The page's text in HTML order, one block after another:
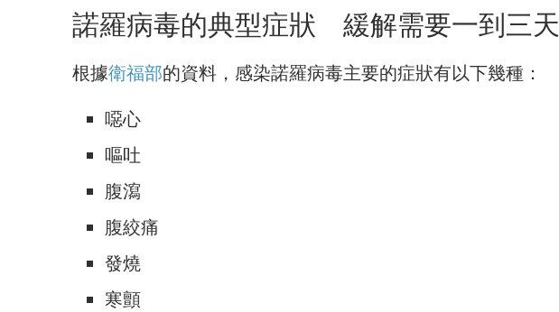
諾羅病毒的典型症狀 緩解需要一到三天
根據衛福部的資料，感染諾羅病毒主要的症狀有以下幾種：
噁心
嘔吐
腹瀉
腹絞痛
發燒
寒顫